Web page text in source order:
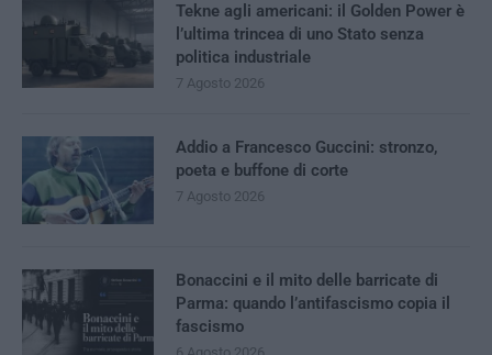
Tekne agli americani: il Golden Power è
l’ultima trincea di uno Stato senza
politica industriale
7 Agosto 2026
Addio a Francesco Guccini: stronzo,
poeta e buffone di corte
7 Agosto 2026
Bonaccini e il mito delle barricate di
Parma: quando l’antifascismo copia il
fascismo